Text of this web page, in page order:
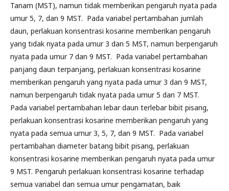
Tanam (MST), namun tidak memberikan pengaruh nyata pada
umur 5, 7, dan 9 MST. Pada variabel pertambahan jumlah
daun, perlakuan konsentrasi kosarine memberikan pengaruh
yang tidak nyata pada umur 3 dan 5 MST, namun berpengaruh
nyata pada umur 7 dan 9 MST. Pada variabel pertambahan
panjang daun terpanjang, perlakuan konsentrasi kosarine
memberikan pengaruh yang nyata pada umur 3 dan 9 MST,
namun berpengaruh tidak nyata pada umur 5 dan 7 MST.
Pada variabel pertambahan lebar daun terlebar bibit pisang,
perlakuan konsentrasi kosarine memberikan pengaruh yang
nyata pada semua umur 3, 5, 7, dan 9 MST. Pada variabel
pertambahan diameter batang bibit pisang, perlakuan
konsentrasi kosarine memberikan pengaruh nyata pada umur
9 MST. Pengaruh perlakuan konsentrasi kosarine terhadap
semua variabel dan semua umur pengamatan, baik